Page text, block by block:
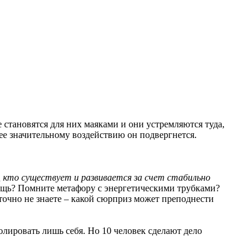
для них маяками и они устремляются туда,
значительному воздействию он подвергнется.
существует и развивается за счет стабильно
Помните метафору с энергетическими трубками?
не знаете – какой сюрприз может преподнести
лишь себя. Но 10 человек сделают дело